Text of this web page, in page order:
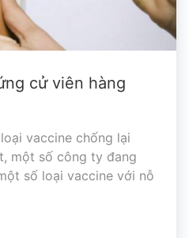
cử viên hàng
vaccine chống lại
một số công ty đang
số loại vaccine với nỗ